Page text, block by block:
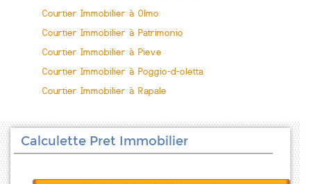
Courtier Immobilier à Olmo
Courtier Immobilier à Patrimonio
Courtier Immobilier à Pieve
Courtier Immobilier à Poggio-d-oletta
Courtier Immobilier à Rapale
Calculette Pret Immobilier